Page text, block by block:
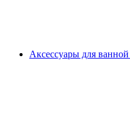
Аксессуары для ванной